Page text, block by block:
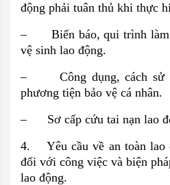
động phải tuân thủ khi thực
– Biển báo, qui trình làm
vệ sinh lao động.
– Công dụng, cách sử
phương tiện bảo vệ cá nhân.
– Sơ cấp cứu tai nạn lao
4. Yêu cầu về an toàn lao
đối với công việc và biện
lao động.